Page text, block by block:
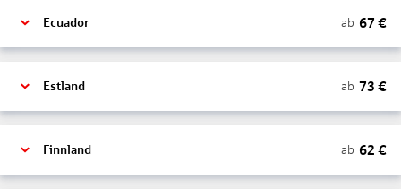
Ecuador ab 67 €
Estland ab 73 €
Finnland ab 62 €